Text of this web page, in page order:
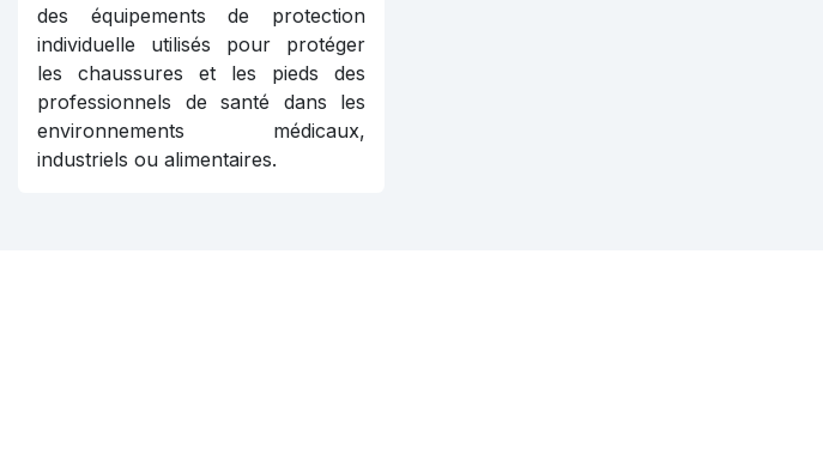
des équipements de protection
individuelle utilisés pour protéger
les chaussures et les pieds des
professionnels de santé dans les
environnements médicaux,
industriels ou alimentaires.